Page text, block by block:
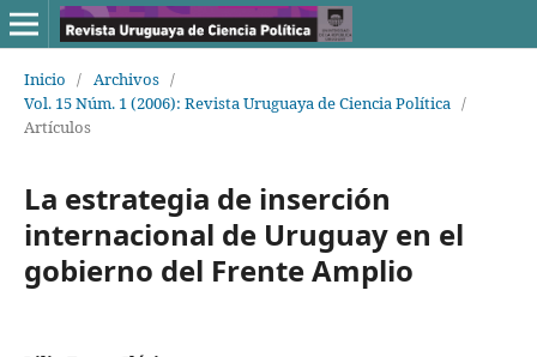
Inicio / Archivos /
Vol. 15 Núm. 1 (2006): Revista Uruguaya de Ciencia Política /
Artículos
La estrategia de inserción
internacional de Uruguay en el
gobierno del Frente Amplio